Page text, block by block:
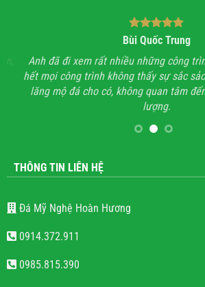
Bùi Quốc Trung
Anh đã đi xem rất nhiều những công
hết mọi công trình không thấy sự sắc
lăng mộ đá cho có, không quan tâm
lượng.
THÔNG TIN LIÊN HỆ
Đá Mỹ Nghệ Hoàn Hương
0914.372.911
0985.815.390